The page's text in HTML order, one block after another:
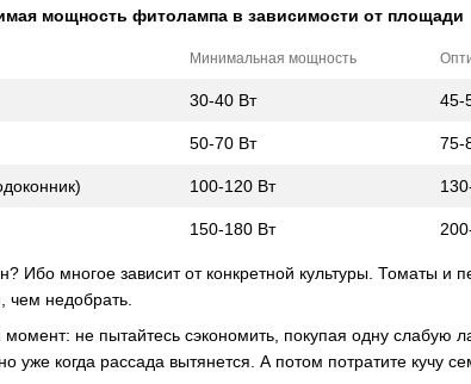
мощность фитолампа в зависимости от площади
Минимальная мощность
30-40 Вт 45-
50-70 Вт 75-
100-120 Вт
150-180 Вт
Ибо многое зависит от конкретной культуры. Томаты
чем недобрать.
не пытайтесь сэкономить, покупая одну слабую
уже когда рассада вытянется. А потом потратите кучу